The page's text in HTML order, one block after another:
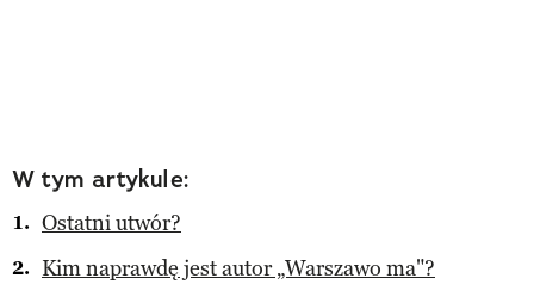
W tym artykule:
Ostatni utwór?
Kim naprawdę jest autor „Warszawo ma"?